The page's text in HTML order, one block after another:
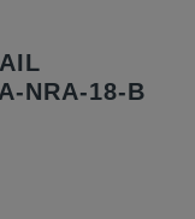
NRA-18-B